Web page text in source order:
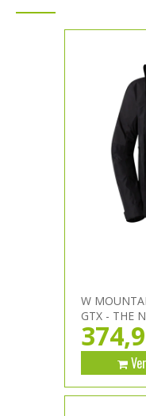
W
GTX - THE
Ver